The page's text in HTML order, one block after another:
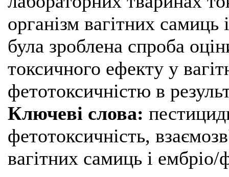
організм вагітних
була зроблена спроба
токсичного ефекту у
фетотоксичністю в
Ключеві слова:
фетотоксичність,
вагітних самиць і